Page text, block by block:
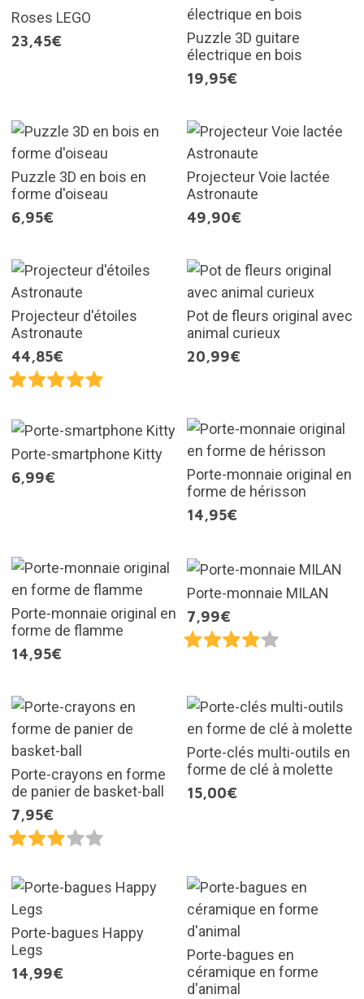
Roses LEGO
23,45€
Puzzle 3D guitare
électrique en bois
19,95€
Puzzle 3D en bois en
forme d'oiseau
6,95€
Projecteur Voie lactée
Astronaute
49,90€
Projecteur d'étoiles
Astronaute
44,85€
Pot de fleurs original avec
animal curieux
20,99€
Porte-smartphone Kitty
6,99€
Porte-monnaie original en
forme de hérisson
14,95€
Porte-monnaie original en
forme de flamme
14,95€
Porte-monnaie MILAN
7,99€
Porte-crayons en forme
de panier de basket-ball
7,95€
Porte-clés multi-outils en
forme de clé à molette
15,00€
Porte-bagues Happy
Legs
14,99€
Porte-bagues en
céramique en forme
d'animal